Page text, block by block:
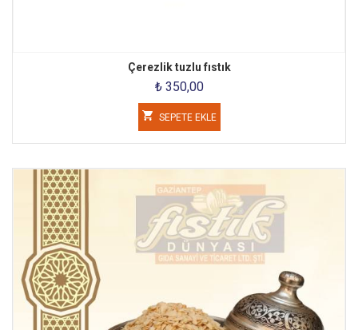
Çerezlik tuzlu fıstık
₺ 350,00
SEPETE EKLE